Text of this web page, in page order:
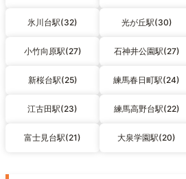
氷川台駅(32) 光が丘駅(30)
小竹向原駅(27) 石神井公園駅(27)
新桜台駅(25) 練馬春日町駅(24)
江古田駅(23) 練馬高野台駅(22)
富士見台駅(21) 大泉学園駅(20)